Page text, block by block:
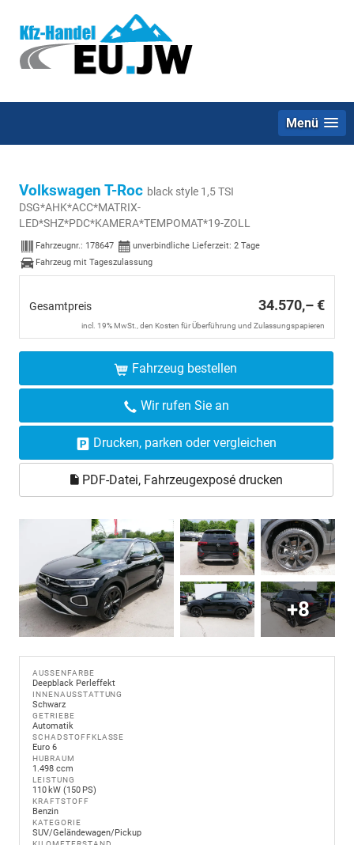
Menü
Volkswagen T-Roc black style 1,5 TSI
DSG*AHK*ACC*MATRIX-
LED*SHZ*PDC*KAMERA*TEMPOMAT*19-ZOLL
Fahrzeugnr.: 178647 unverbindliche Lieferzeit: 2 Tage
Fahrzeug mit Tageszulassung
Gesamtpreis 34.570,– €
incl. 19% MwSt., den Kosten für Überführung und Zulassungspapieren
Fahrzeug bestellen
Wir rufen Sie an
Drucken, parken oder vergleichen
PDF-Datei, Fahrzeugexposé drucken
+8
AUSSENFARBE
Deepblack Perleffekt
INNENAUSSTATTUNG
Schwarz
GETRIEBE
Automatik
SCHADSTOFFKLASSE
Euro 6
HUBRAUM
1.498 ccm
LEISTUNG
110 kW (150 PS)
KRAFTSTOFF
Benzin
KATEGORIE
SUV/Geländewagen/Pickup